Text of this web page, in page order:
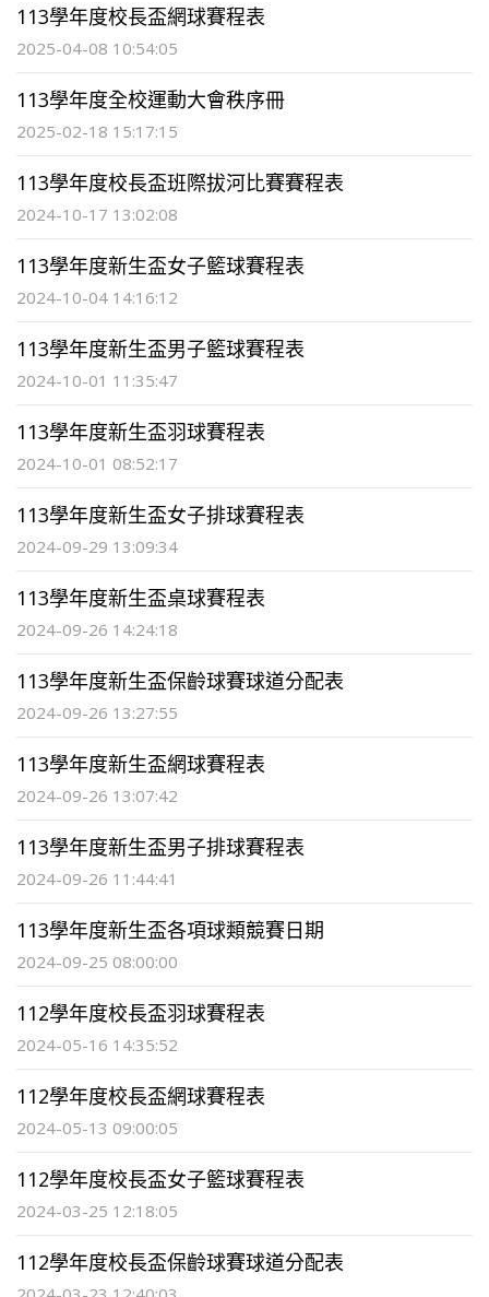
113學年度校長盃網球賽程表
2025-04-08 10:54:05
113學年度全校運動大會秩序冊
2025-02-18 15:17:15
113學年度校長盃班際拔河比賽賽程表
2024-10-17 13:02:08
113學年度新生盃女子籃球賽程表
2024-10-04 14:16:12
113學年度新生盃男子籃球賽程表
2024-10-01 11:35:47
113學年度新生盃羽球賽程表
2024-10-01 08:52:17
113學年度新生盃女子排球賽程表
2024-09-29 13:09:34
113學年度新生盃桌球賽程表
2024-09-26 14:24:18
113學年度新生盃保齡球賽球道分配表
2024-09-26 13:27:55
113學年度新生盃網球賽程表
2024-09-26 13:07:42
113學年度新生盃男子排球賽程表
2024-09-26 11:44:41
113學年度新生盃各項球類競賽日期
2024-09-25 08:00:00
112學年度校長盃羽球賽程表
2024-05-16 14:35:52
112學年度校長盃網球賽程表
2024-05-13 09:00:05
112學年度校長盃女子籃球賽程表
2024-03-25 12:18:05
112學年度校長盃保齡球賽球道分配表